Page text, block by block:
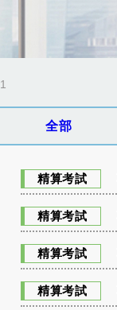
1
全部
精算考試
精算考試
精算考試
精算考試